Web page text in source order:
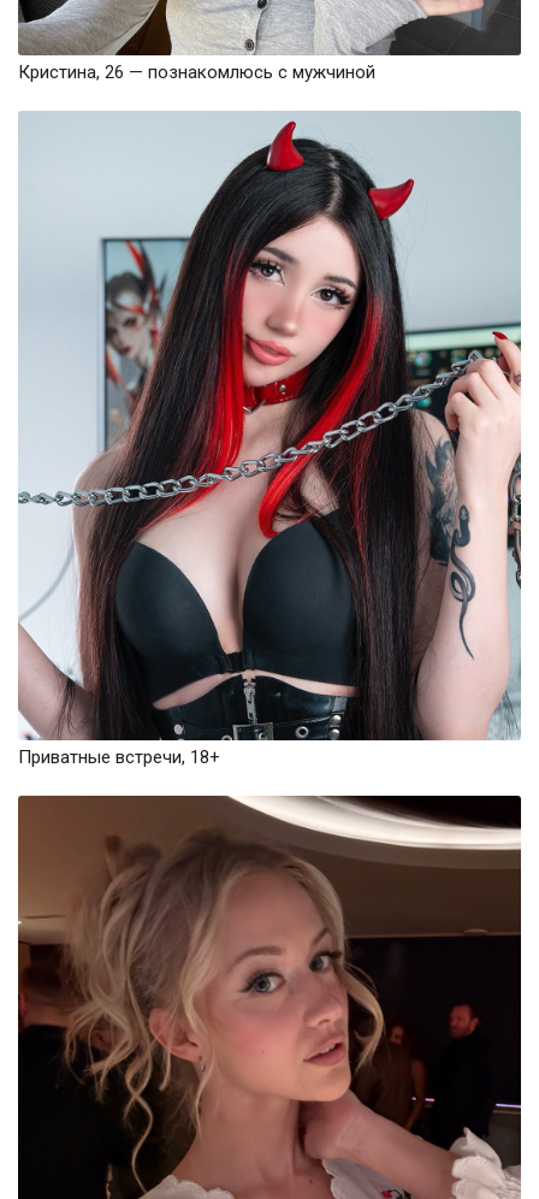
Кристина, 26 — познакомлюсь с мужчиной
Приватные встречи, 18+